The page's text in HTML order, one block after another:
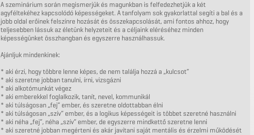
A szeminárium során megismerjük és magunkban is felfedezhetjük a két
agyféltekéhez kapcsolódó képességeket. A tanfolyam sok gyakorlattal segíti a bal és a
jobb oldal erőinek felszínre hozását és összekapcsolását, ami fontos ahhoz, hogy
teljesebben lássuk az életünk helyzeteit és a céljaink eléréséhez minden
képességünket összhangban és egyszerre használhassuk.
Ajánljuk mindenkinek:
* aki érzi, hogy többre lenne képes, de nem találja hozzá a „kulcsot”
* aki szeretne jobban tanulni, írni, vizsgázni
* aki alkotómunkát végez
* aki emberekkel foglalkozik, tanít, nevel, kommunikál
* aki túlságosan „fej” ember, és szeretne oldottabban élni
* aki túlságosan „szív” ember, és a logikus képességeit is többet szeretné használni
* aki néha „fej”, néha „szív” ember, de egyszerre mindkettő szeretne lenni
* aki szeretné jobban megérteni és akár javítani saját mentális és érzelmi működését